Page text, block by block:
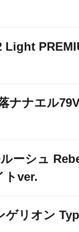
Light
ナナエル
ーシュ
ver.
ゲリオン